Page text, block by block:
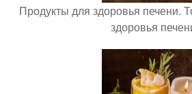
Продукты для здоровья печени.
здоровья